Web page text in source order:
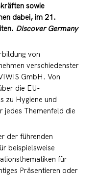
sowie
dabei, im 21.
Discover Germany
von
verschiedenster
GmbH. Von
die EU-
zu Hygiene und
jedes Themenfeld die
der führenden
beispielsweise
für
Präsentieren oder